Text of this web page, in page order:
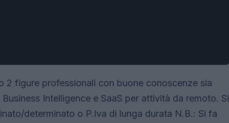
2 figure professionali con buone conoscenze sia
Intelligence e SaaS per attività da remoto. Si
determinato o P.Iva di lunga durata N.B.: Si fa